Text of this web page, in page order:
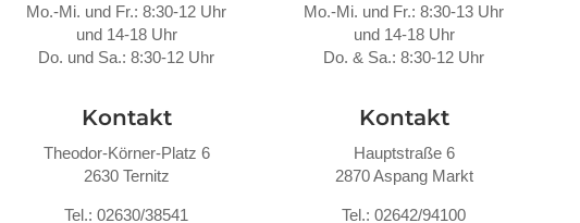
Mo.-Mi. und Fr.: 8:30-12 Uhr
und 14-18 Uhr
Do. und Sa.: 8:30-12 Uhr
Kontakt
Theodor-Körner-Platz 6
2630 Ternitz
Tel.: 02630/38541
Mo.-Mi. und Fr.: 8:30-13 Uhr
und 14-18 Uhr
Do. & Sa.: 8:30-12 Uhr
Kontakt
Hauptstraße 6
2870 Aspang Markt
Tel.: 02642/94100